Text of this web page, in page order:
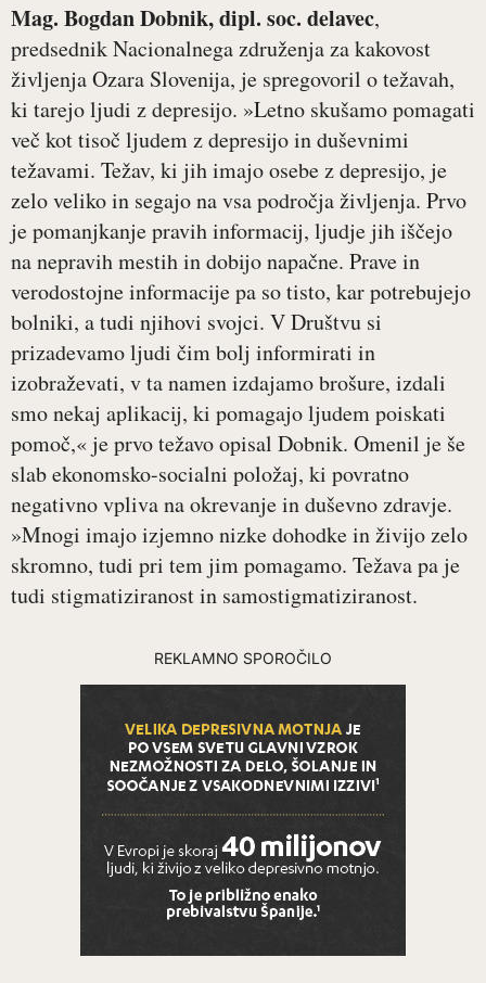
Mag. Bogdan Dobnik, dipl. soc. delavec,
predsednik Nacionalnega združenja za kakovost
življenja Ozara Slovenija, je spregovoril o težavah,
ki tarejo ljudi z depresijo. »Letno skušamo pomagati
več kot tisoč ljudem z depresijo in duševnimi
težavami. Težav, ki jih imajo osebe z depresijo, je
zelo veliko in segajo na vsa področja življenja. Prvo
je pomanjkanje pravih informacij, ljudje jih iščejo
na nepravih mestih in dobijo napačne. Prave in
verodostojne informacije pa so tisto, kar potrebujejo
bolniki, a tudi njihovi svojci. V Društvu si
prizadevamo ljudi čim bolj informirati in
izobraževati, v ta namen izdajamo brošure, izdali
smo nekaj aplikacij, ki pomagajo ljudem poiskati
pomoč,« je prvo težavo opisal Dobnik. Omenil je še
slab ekonomsko-socialni položaj, ki povratno
negativno vpliva na okrevanje in duševno zdravje.
»Mnogi imajo izjemno nizke dohodke in živijo zelo
skromno, tudi pri tem jim pomagamo. Težava pa je
tudi stigmatiziranost in samostigmatiziranost.
REKLAMNO SPOROČILO